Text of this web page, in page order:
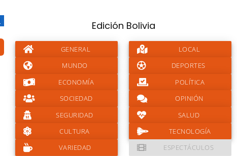
Edición Bolivia
GENERAL
LOCAL
MUNDO
DEPORTES
ECONOMÍA
POLÍTICA
SOCIEDAD
OPINIÓN
SEGURIDAD
SALUD
CULTURA
TECNOLOGÍA
VARIEDAD
ESPECTÁCULOS